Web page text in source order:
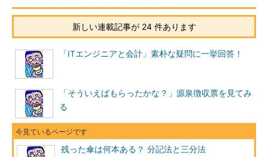
新しい連載記事が 24 件あります
「ITエンジニアと会計」素朴な疑問に一挙回答！
「そういえばもらったかな？」源泉徴収票を見てみ
る
残った傘は何本ある？ 分記法と三分法